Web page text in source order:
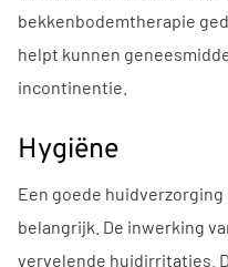
bekkenbodemtherapie
helpt kunnen
incontinentie.
Hygiëne
Een goede
belangrijk. De inwerking
vervelende huidirritaties.